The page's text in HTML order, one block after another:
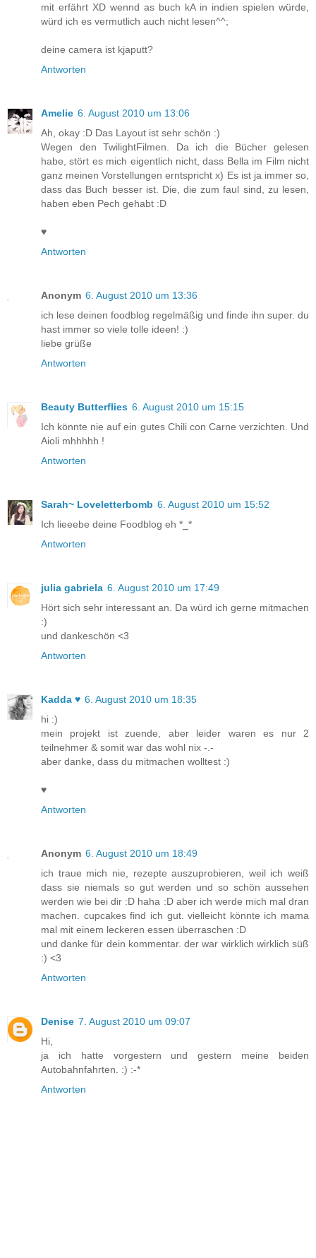
mit erfährt XD wennd as buch kA in indien spielen würde,
würd ich es vermutlich auch nicht lesen^^;
deine camera ist kjaputt?
Antworten
Amelie 6. August 2010 um 13:06
Ah, okay :D Das Layout ist sehr schön :)
Wegen den TwilightFilmen. Da ich die Bücher gelesen
habe, stört es mich eigentlich nicht, dass Bella im Film nicht
ganz meinen Vorstellungen erntspricht x) Es ist ja immer so,
dass das Buch besser ist. Die, die zum faul sind, zu lesen,
haben eben Pech gehabt :D
♥
Antworten
Anonym 6. August 2010 um 13:36
ich lese deinen foodblog regelmäßig und finde ihn super. du
hast immer so viele tolle ideen! :)
liebe grüße
Antworten
Beauty Butterflies 6. August 2010 um 15:15
Ich könnte nie auf ein gutes Chili con Carne verzichten. Und
Aioli mhhhhh !
Antworten
Sarah~ Loveletterbomb 6. August 2010 um 15:52
Ich lieeebe deine Foodblog eh *_*
Antworten
julia gabriela 6. August 2010 um 17:49
Hört sich sehr interessant an. Da würd ich gerne mitmachen
:)
und dankeschön <3
Antworten
Kadda ♥ 6. August 2010 um 18:35
hi :)
mein projekt ist zuende, aber leider waren es nur 2
teilnehmer & somit war das wohl nix -.-
aber danke, dass du mitmachen wolltest :)
♥
Antworten
Anonym 6. August 2010 um 18:49
ich traue mich nie, rezepte auszuprobieren, weil ich weiß
dass sie niemals so gut werden und so schön aussehen
werden wie bei dir :D haha :D aber ich werde mich mal dran
machen. cupcakes find ich gut. vielleicht könnte ich mama
mal mit einem leckeren essen überraschen :D
und danke für dein kommentar. der war wirklich wirklich süß
:) <3
Antworten
Denise 7. August 2010 um 09:07
Hi,
ja ich hatte vorgestern und gestern meine beiden
Autobahnfahrten. :) :-*
Antworten